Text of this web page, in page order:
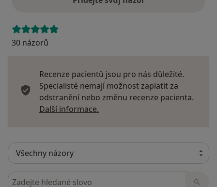
30 názorů
Recenze pacientů jsou pro nás důležité.
Specialisté nemají možnost zaplatit za
odstranění nebo změnu recenze pacienta.
Další informace.
Hledejte v názorech